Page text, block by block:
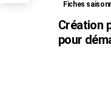
Fiches
Création
pour